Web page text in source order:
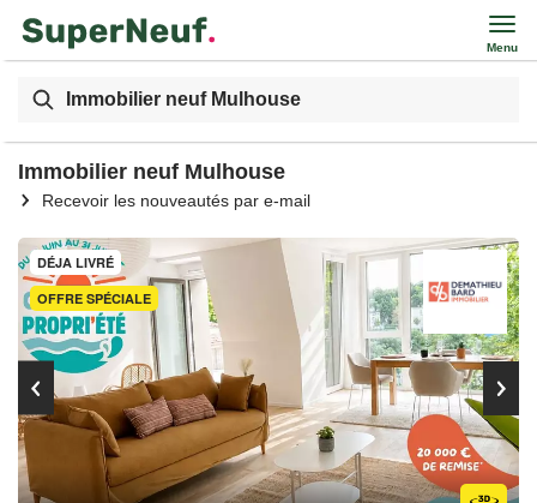
Menu
Immobilier neuf Mulhouse
Immobilier neuf Mulhouse
Recevoir les nouveautés par e-mail
OFFRE SPÉCIALE
DÉJA LIVRÉ